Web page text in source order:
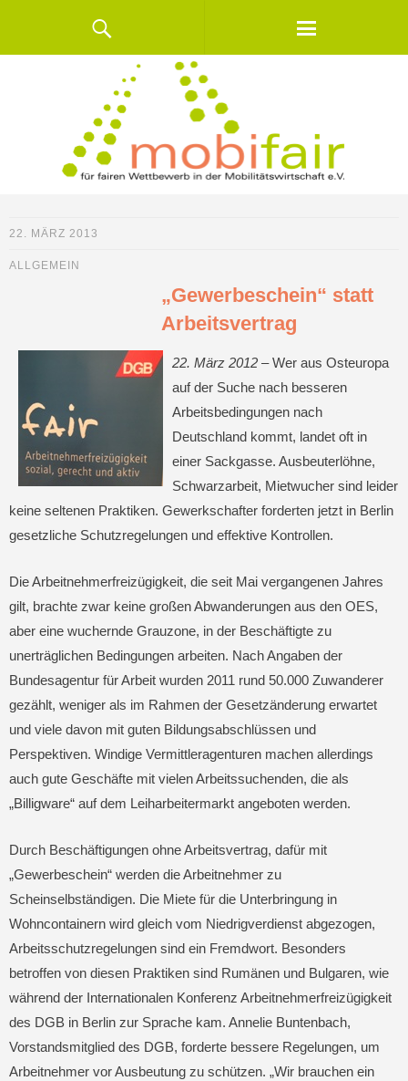
22. MÄRZ 2013
ALLGEMEIN
„Gewerbeschein“ statt
Arbeitsvertrag
22. März 2012 –Wer aus Osteuropa
auf der Suche nach besseren
Arbeitsbedingungen nach
Deutschland kommt, landet oft in
einer Sackgasse. Ausbeuterlöhne,
Schwarzarbeit, Mietwucher sind leider
keine seltenen Praktiken. Gewerkschafter forderten jetzt in Berlin
gesetzliche Schutzregelungen und effektive Kontrollen.
Die Arbeitnehmerfreizügigkeit, die seit Mai vergangenen Jahres
gilt, brachte zwar keine großen Abwanderungen aus den OES,
aber eine wuchernde Grauzone, in der Beschäftigte zu
unerträglichen Bedingungen arbeiten. Nach Angaben der
Bundesagentur für Arbeit wurden 2011 rund 50.000 Zuwanderer
gezählt, weniger als im Rahmen der Gesetzänderung erwartet
und viele davon mit guten Bildungsabschlüssen und
Perspektiven. Windige Vermittleragenturen machen allerdings
auch gute Geschäfte mit vielen Arbeitssuchenden, die als
„Billigware“ auf dem Leiharbeitermarkt angeboten werden.
Durch Beschäftigungen ohne Arbeitsvertrag, dafür mit
„Gewerbeschein“ werden die Arbeitnehmer zu
Scheinselbständigen. Die Miete für die Unterbringung in
Wohncontainern wird gleich vom Niedrigverdienst abgezogen,
Arbeitsschutzregelungen sind ein Fremdwort. Besonders
betroffen von diesen Praktiken sind Rumänen und Bulgaren, wie
während der Internationalen Konferenz Arbeitnehmerfreizügigkeit
des DGB in Berlin zur Sprache kam. Annelie Buntenbach,
Vorstandsmitglied des DGB, forderte bessere Regelungen, um
Arbeitnehmer vor Ausbeutung zu schützen. „Wir brauchen ein